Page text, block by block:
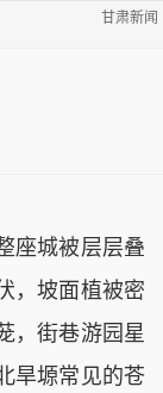
甘肃新闻
城被层层叠
，坡面植被密
，街巷游园星
旱塬常见的苍